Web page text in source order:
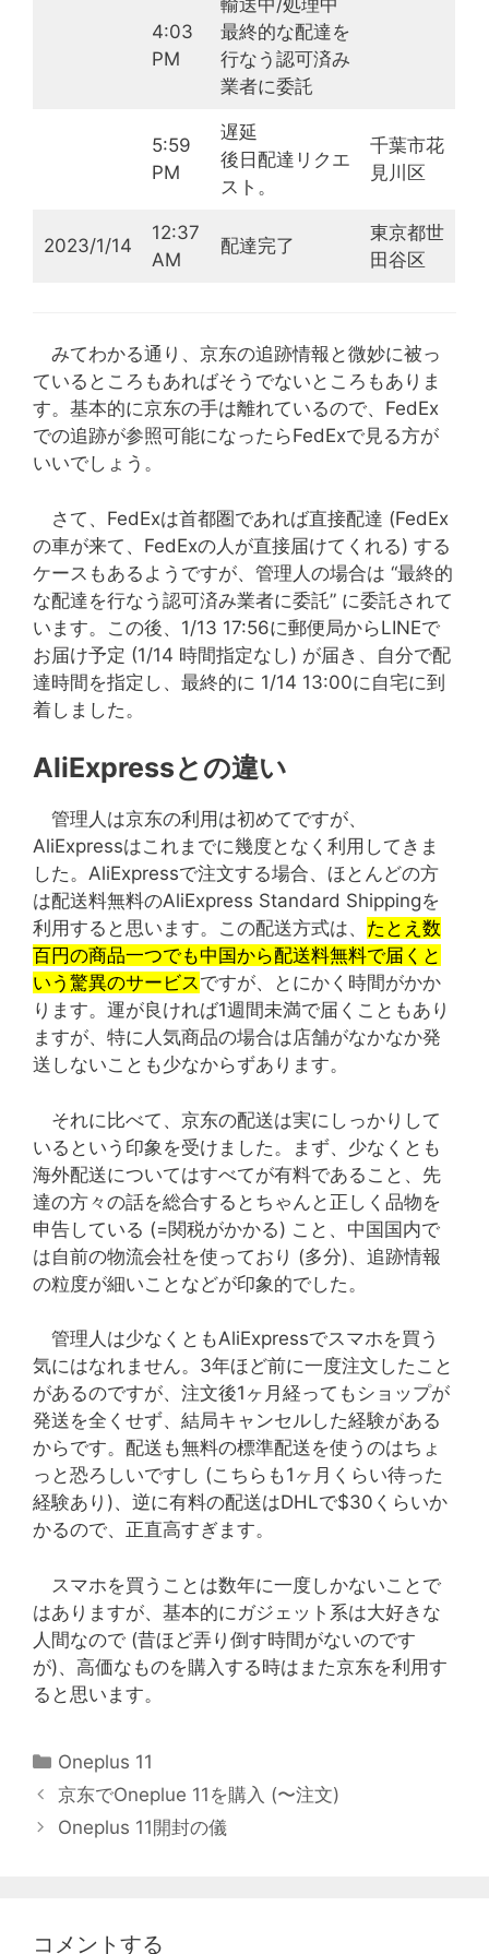
4:03
PM
輸送中/処理中
最終的な配達を
行なう認可済み
業者に委託
5:59
PM
遅延
後日配達リクエ
スト。
千葉市花
見川区
2023/1/14
12:37
AM
配達完了
東京都世
田谷区
みてわかる通り、京东の追跡情報と微妙に被っ
ているところもあればそうでないところもありま
す。基本的に京东の手は離れているので、FedEx
での追跡が参照可能になったらFedExで見る方が
いいでしょう。
さて、FedExは首都圏であれば直接配達 (FedEx
の車が来て、FedExの人が直接届けてくれる) する
ケースもあるようですが、管理人の場合は “最終的
な配達を行なう認可済み業者に委託” に委託されて
います。この後、1/13 17:56に郵便局からLINEで
お届け予定 (1/14 時間指定なし) が届き、自分で配
達時間を指定し、最終的に 1/14 13:00に自宅に到
着しました。
AliExpressとの違い
管理人は京东の利用は初めてですが、
AliExpressはこれまでに幾度となく利用してきま
した。AliExpressで注文する場合、ほとんどの方
は配送料無料のAliExpress Standard Shippingを
利用すると思います。この配送方式は、 たとえ数
百円の商品一つでも中国から配送料無料で届くと
いう驚異のサービスですが、とにかく時間がかか
ります。運が良ければ1週間未満で届くこともあり
ますが、特に人気商品の場合は店舗がなかなか発
送しないことも少なからずあります。
それに比べて、京东の配送は実にしっかりして
いるという印象を受けました。まず、少なくとも
海外配送についてはすべてが有料であること、先
達の方々の話を総合するとちゃんと正しく品物を
申告している (=関税がかかる) こと、中国国内で
は自前の物流会社を使っており (多分)、追跡情報
の粒度が細いことなどが印象的でした。
管理人は少なくともAliExpressでスマホを買う
気にはなれません。3年ほど前に一度注文したこと
があるのですが、注文後1ヶ月経ってもショップが
発送を全くせず、結局キャンセルした経験がある
からです。配送も無料の標準配送を使うのはちょ
っと恐ろしいですし (こちらも1ヶ月くらい待った
経験あり)、逆に有料の配送はDHLで$30くらいか
かるので、正直高すぎます。
スマホを買うことは数年に一度しかないことで
はありますが、基本的にガジェット系は大好きな
人間なので (昔ほど弄り倒す時間がないのです
が)、高価なものを購入する時はまた京东を利用す
ると思います。
カ
テ
リ
Oneplus 11
京东でOneplue 11を購入 (〜注文)
Oneplus 11開封の儀
コメントする